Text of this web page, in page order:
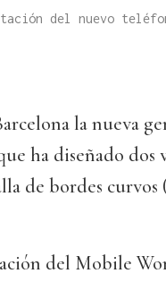
del nuevo
la nueva
ha diseñado dos
de bordes curvos
del Mobile